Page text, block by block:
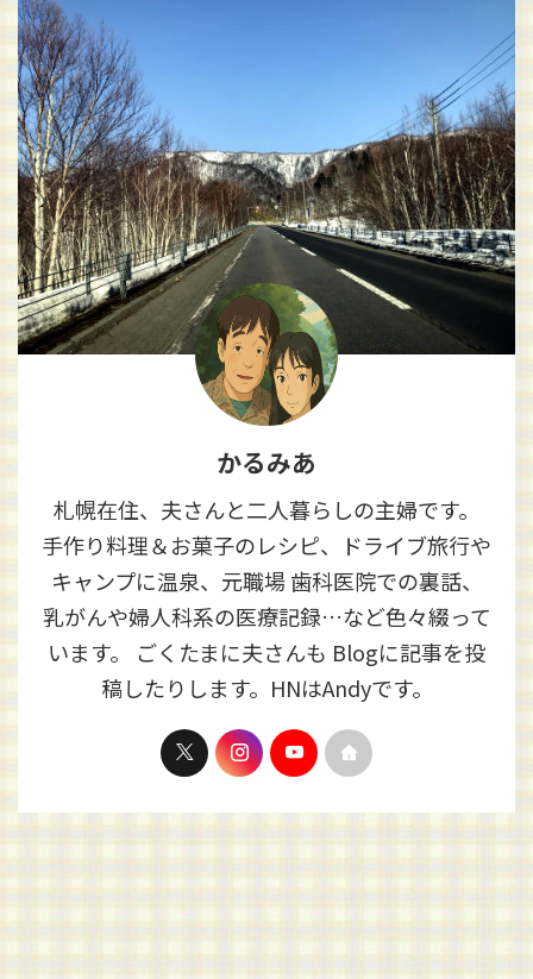
かるみあ
札幌在住、夫さんと二人暮らしの主婦です。
手作り料理＆お菓子のレシピ、ドライブ旅行や
キャンプに温泉、元職場 歯科医院での裏話、
乳がんや婦人科系の医療記録…など色々綴って
います。 ごくたまに夫さんも Blogに記事を投
稿したりします。HNはAndyです。